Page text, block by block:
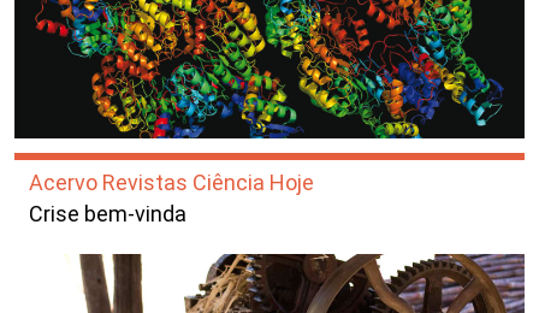
Acervo Revistas Ciência Hoje
Crise bem-vinda